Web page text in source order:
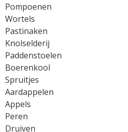
Pompoenen
Wortels
Pastinaken
Knolselderij
Paddenstoelen
Boerenkool
Spruitjes
Aardappelen
Appels
Peren
Druiven